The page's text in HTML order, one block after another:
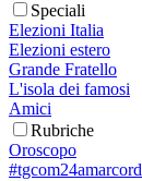
Speciali
Elezioni Italia
Elezioni estero
Grande Fratello
L'isola dei famosi
Amici
Rubriche
Oroscopo
#tgcom24amarcord